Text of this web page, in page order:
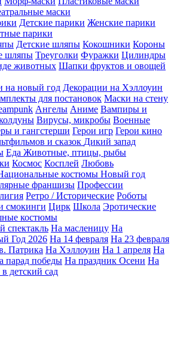
маски
Детские парики Женские парики
парики
Детские шляпы Кокошники Короны
шляпы Треуголки Фуражки Цилиндры
животных Шапки фруктов и овощей
на новый год Декорации на Хэллоуин
для постановок Маски на стену
Ангелы Аниме Вампиры и
Вирусы, микробы Военные
и гангстерши Герои игр Герои кино
и сказок Дикий запад
Еда Животные, птицы, рыбы
Космос Косплей Любовь
костюмы Новый год
франшизы Профессии
Ретро / Исторические Роботы
смокинги Цирк Школа Эротические
костюмы
спектакль На масленицу На
Год 2026 На 14 февраля На 23 февраля
Патрика На Хэллоуин На 1 апреля На
парад победы На праздник Осени На
детский сад